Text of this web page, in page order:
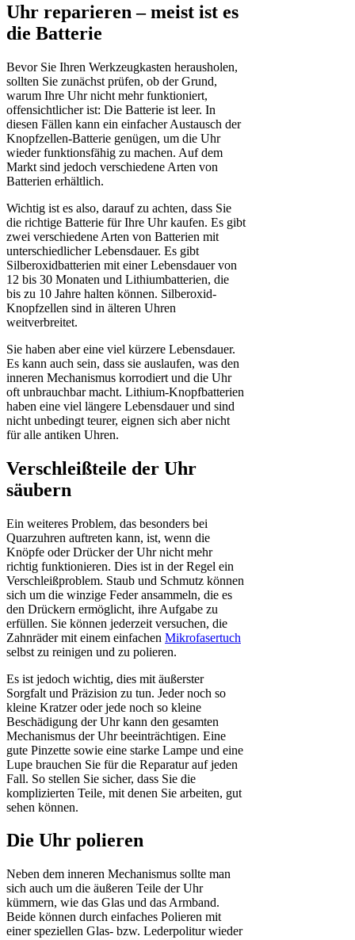
Uhr reparieren – meist ist es
die Batterie
Bevor Sie Ihren Werkzeugkasten herausholen,
sollten Sie zunächst prüfen, ob der Grund,
warum Ihre Uhr nicht mehr funktioniert,
offensichtlicher ist: Die Batterie ist leer. In
diesen Fällen kann ein einfacher Austausch der
Knopfzellen-Batterie genügen, um die Uhr
wieder funktionsfähig zu machen. Auf dem
Markt sind jedoch verschiedene Arten von
Batterien erhältlich.
Wichtig ist es also, darauf zu achten, dass Sie
die richtige Batterie für Ihre Uhr kaufen. Es gibt
zwei verschiedene Arten von Batterien mit
unterschiedlicher Lebensdauer. Es gibt
Silberoxidbatterien mit einer Lebensdauer von
12 bis 30 Monaten und Lithiumbatterien, die
bis zu 10 Jahre halten können. Silberoxid-
Knopfzellen sind in älteren Uhren
weitverbreitet.
Sie haben aber eine viel kürzere Lebensdauer.
Es kann auch sein, dass sie auslaufen, was den
inneren Mechanismus korrodiert und die Uhr
oft unbrauchbar macht. Lithium-Knopfbatterien
haben eine viel längere Lebensdauer und sind
nicht unbedingt teurer, eignen sich aber nicht
für alle antiken Uhren.
Verschleißteile der Uhr
säubern
Ein weiteres Problem, das besonders bei
Quarzuhren auftreten kann, ist, wenn die
Knöpfe oder Drücker der Uhr nicht mehr
richtig funktionieren. Dies ist in der Regel ein
Verschleißproblem. Staub und Schmutz können
sich um die winzige Feder ansammeln, die es
den Drückern ermöglicht, ihre Aufgabe zu
erfüllen. Sie können jederzeit versuchen, die
Zahnräder mit einem einfachen Mikrofasertuch
selbst zu reinigen und zu polieren.
Es ist jedoch wichtig, dies mit äußerster
Sorgfalt und Präzision zu tun. Jeder noch so
kleine Kratzer oder jede noch so kleine
Beschädigung der Uhr kann den gesamten
Mechanismus der Uhr beeinträchtigen. Eine
gute Pinzette sowie eine starke Lampe und eine
Lupe brauchen Sie für die Reparatur auf jeden
Fall. So stellen Sie sicher, dass Sie die
komplizierten Teile, mit denen Sie arbeiten, gut
sehen können.
Die Uhr polieren
Neben dem inneren Mechanismus sollte man
sich auch um die äußeren Teile der Uhr
kümmern, wie das Glas und das Armband.
Beide können durch einfaches Polieren mit
einer speziellen Glas- bzw. Lederpolitur wieder